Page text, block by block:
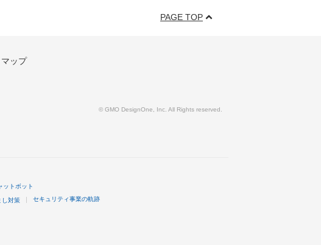
PAGE TOP
ップ
© GMO DesignOne, Inc. All Rights reserved.
ットボット
し対策 セキュリティ事業の軌跡